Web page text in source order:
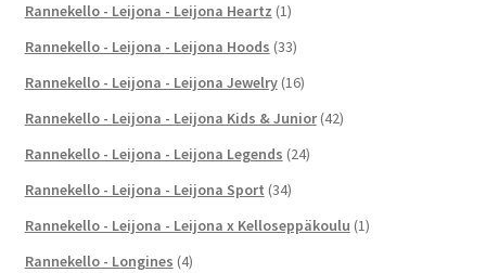
Rannekello - Leijona - Leijona Heartz (1)
Rannekello - Leijona - Leijona Hoods (33)
Rannekello - Leijona - Leijona Jewelry (16)
Rannekello - Leijona - Leijona Kids & Junior (42)
Rannekello - Leijona - Leijona Legends (24)
Rannekello - Leijona - Leijona Sport (34)
Rannekello - Leijona - Leijona x Kelloseppäkoulu (1)
Rannekello - Longines (4)